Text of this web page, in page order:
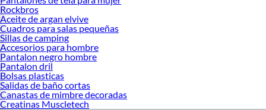
Rockbros
Aceite de argan elvive
Cuadros para salas pequeñas
Sillas de camping
Accesorios para hombre
Pantalon negro hombre
Pantalon dril
Bolsas plasticas
Salidas de baño cortas
Canastas de mimbre decoradas
Creatinas Muscletech